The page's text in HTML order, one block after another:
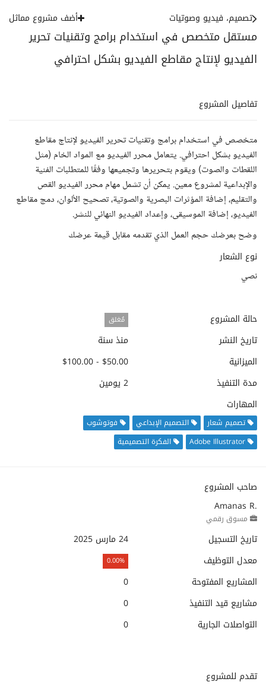
مستقل متخصص في استخدام برامج وتقنيات تحرير
الفيديو لإنتاج مقاطع الفيديو بشكل احترافي
تصميم، فيديو وصوتيات أضف مشروع مماثل
تفاصيل المشروع
متخصص في استخدام برامج وتقنيات تحرير الفيديو لإنتاج مقاطع
الفيديو بشكل احترافي. يتعامل محرر الفيديو مع المواد الخام (مثل
اللقطات والصوت) ويقوم بتحريرها وتجميعها وفقًا للمتطلبات الفنية
والإبداعية لمشروع معين. يمكن أن تشمل مهام محرر الفيديو القص
والتقليم، إضافة المؤثرات البصرية والصوتية، تصحيح الألوان، دمج مقاطع
الفيديو، إضافة الموسيقى، وإعداد الفيديو النهائي للنشر.
وضح بعرضك حجم العمل الذي تقدمه مقابل قيمة عرضك
نوع الشعار
نصي
حالة المشروع مُغلق
تاريخ النشر
منذ سنة
الميزانية
$50.00 - $100.00
مدة التنفيذ
2 يومين
المهارات
تصميم شعار التصميم الإبداعي
فوتوشوب
Adobe Illustrator
الفكرة التصميمية
صاحب المشروع
Amanas R.
مسوق رقمي
تاريخ التسجيل
24 مارس 2025
معدل التوظيف
0.00%
المشاريع المفتوحة
0
مشاريع قيد التنفيذ
0
التواصلات الجارية
0
تقدم للمشروع